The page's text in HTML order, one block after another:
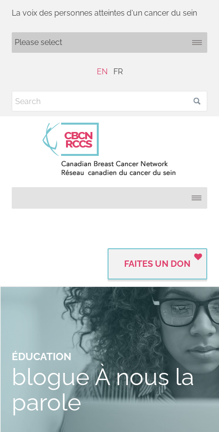
La voix des personnes atteintes d'un cancer du sein
EN FR
FAITES UN DON
ÉDUCATION
blogue À nous la
parole